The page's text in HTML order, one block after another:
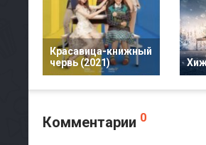
Красавица-книжный
червь (2021)
Комментарии 0